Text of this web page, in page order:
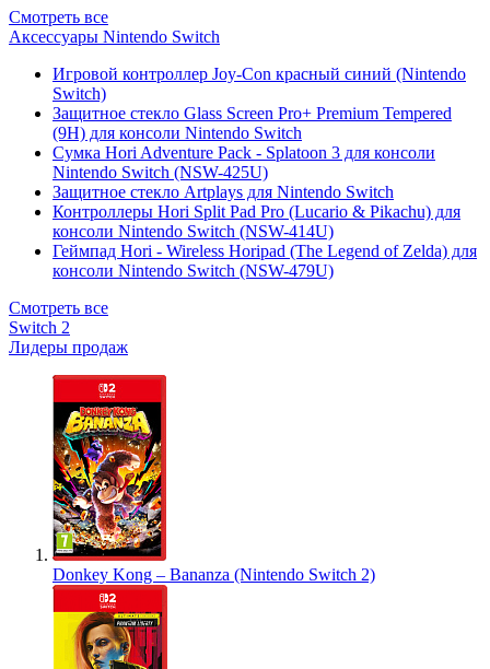
Смотреть все
Аксессуары Nintendo Switch
Игровой контроллер Joy-Con красный синий (Nintendo
Switch)
Защитное стекло Glass Screen Pro+ Premium Tempered
(9H) для консоли Nintendo Switch
Сумка Hori Adventure Pack - Splatoon 3 для консоли
Nintendo Switch (NSW-425U)
Защитное стекло Artplays для Nintendo Switch
Контроллеры Hori Split Pad Pro (Lucario & Pikachu) для
консоли Nintendo Switch (NSW-414U)
Геймпад Hori - Wireless Horipad (The Legend of Zelda) для
консоли Nintendo Switch (NSW-479U)
Смотреть все
Switch 2
Лидеры продаж
Donkey Kong – Bananza (Nintendo Switch 2)